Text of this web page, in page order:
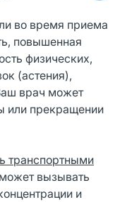
во время приема
повышенная
физических,
(астения),
врач может
или прекращении
транспортными
вызывать
и